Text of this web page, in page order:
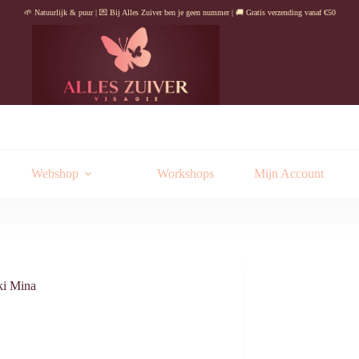
🌱 Natuurlijk & puur | 💌 Bij Alles Zuiver ben je geen nummer | 🚚 Gratis verzending vanaf €50
Webshop Workshops Mijn Account
Mina